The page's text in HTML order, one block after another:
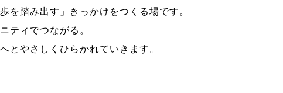
を踏み出す」きっかけをつくる場です。
ティでつながる。
とやさしくひらかれていきます。